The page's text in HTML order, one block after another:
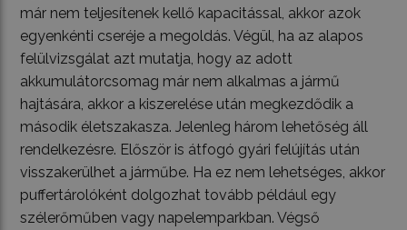
már nem teljesítenek kellő kapacitással, akkor azok
egyenkénti cseréje a megoldás. Végül, ha az alapos
felülvizsgálat azt mutatja, hogy az adott
akkumulátorcsomag már nem alkalmas a jármű
hajtására, akkor a kiszerelése után megkezdődik a
második életszakasza. Jelenleg három lehetőség áll
rendelkezésre. Először is átfogó gyári felújítás után
visszakerülhet a járműbe. Ha ez nem lehetséges, akkor
puffertárolóként dolgozhat tovább például egy
szélerőműben vagy napelemparkban. Végső